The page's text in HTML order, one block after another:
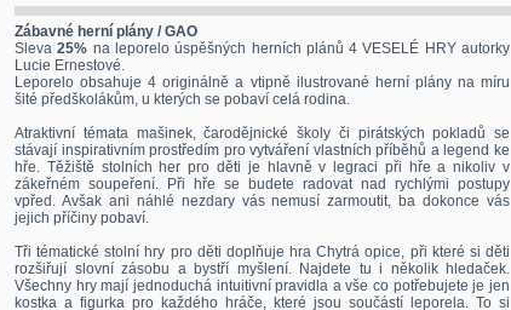
Zábavné herní plány / GAO
Sleva25% na leporelo úspěšných herních plánů 4 VESELÉ HRY autorky
Lucie Ernestové.
Leporelo obsahuje 4 originálně a vtipně ilustrované herní plány na míru
šité předškolákům, u kterých se pobaví celá rodina.
Atraktivní témata mašinek, čarodějnické školy či pirátských pokladů se
stávají inspirativním prostředím pro vytváření vlastních příběhů a legend ke
hře. Těžiště stolních her pro děti je hlavně v legraci při hře a nikoliv v
zákeřném soupeření. Při hře se budete radovat nad rychlými postupy
vpřed. Avšak ani náhlé nezdary vás nemusí zarmoutit, ba dokonce vás
jejich příčiny pobaví.
Tři tématické stolní hry pro děti doplňuje hra Chytrá opice, při které si děti
rozšiřují slovní zásobu a bystří myšlení. Najdete tu i několik hledaček.
Všechny hry mají jednoduchá intuitivní pravidla a vše co potřebujete je jen
kostka a figurka pro každého hráče, které jsou součástí leporela. To si